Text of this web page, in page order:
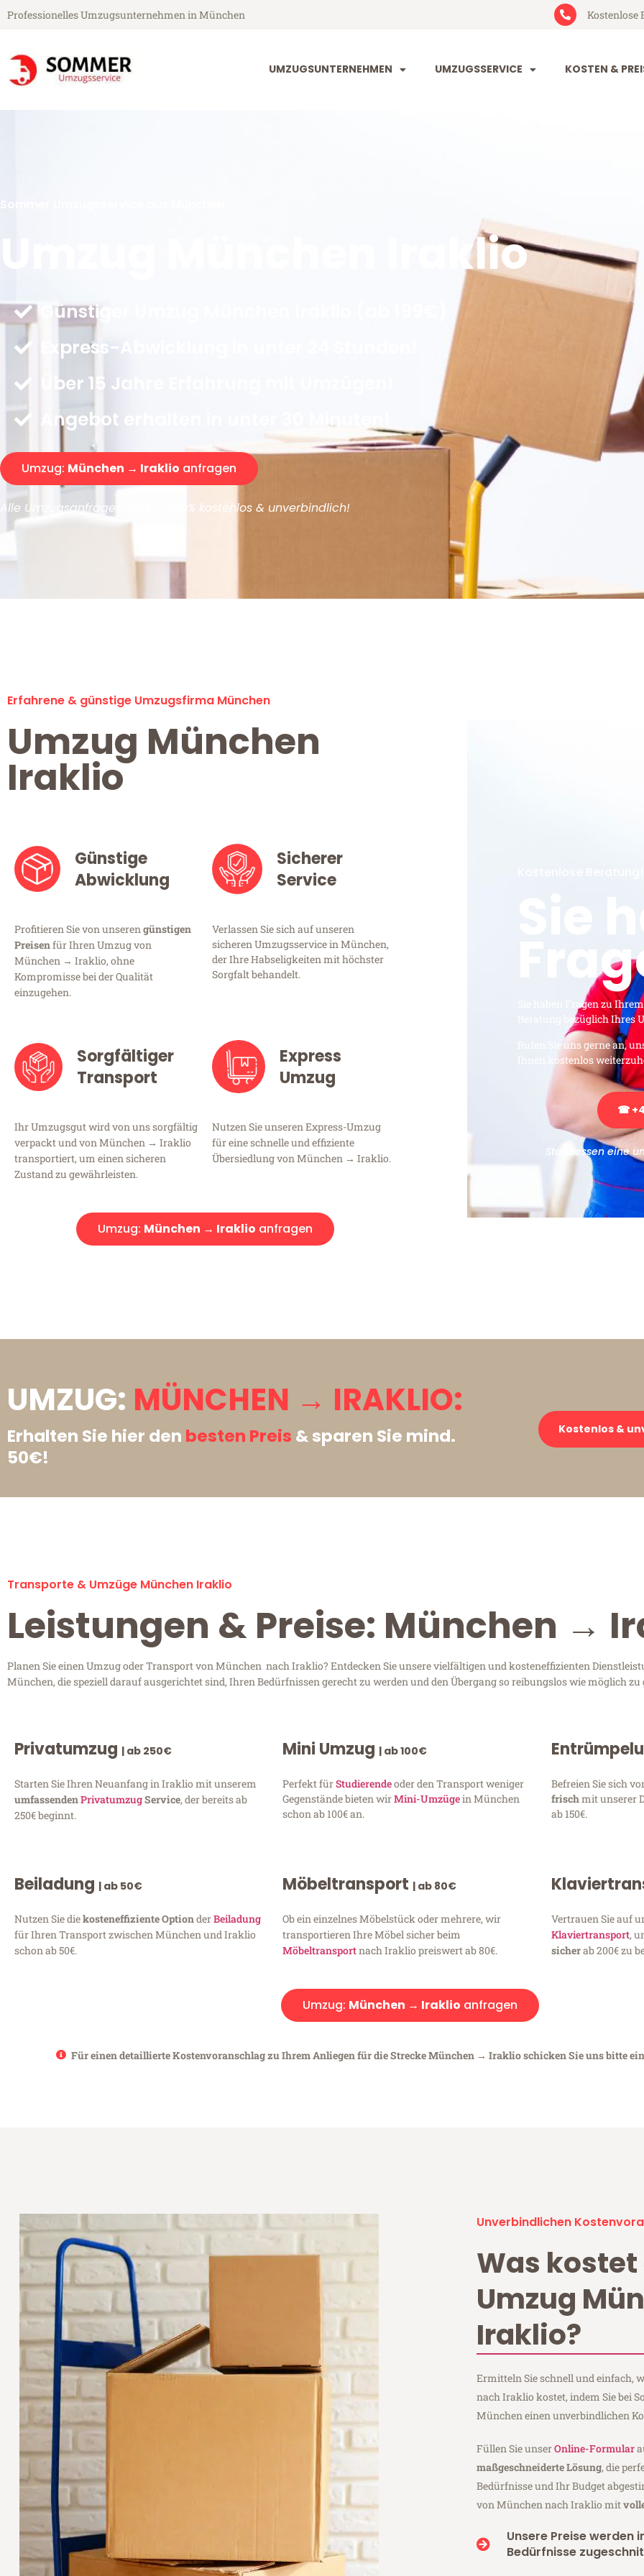
Professionelles Umzugsunternehmen in München Kostenlose
UMZUGSUNTERNEHMEN UMZUGSSERVICE KOSTEN &
Umzug München Iraklio
Günstiger Umzug München Iraklio (ab 199€)
Express-Abwicklung in unter 24 Stunden!
Über 15 Jahre Erfahrung mit Umzügen!
Angebot erhalten in unter 30 Minuten!
Umzug: München → Iraklio anfragen
Alle Umzugsanfragen sind zu 100% kostenlos & unverbindlich!
Erfahrene & günstige Umzugsfirma München
Umzug München
Iraklio
Günstige
Abwicklung
Profitieren Sie von unserengünstigen
Preisenfür Ihren Umzug von
München → Iraklio, ohne
Kompromisse bei der Qualität
einzugehen.
Sicherer
Service
Verlassen Sie sich auf unseren
sicheren Umzugsservice in München,
der Ihre Habseligkeiten mit höchster
Sorgfalt behandelt.
Sorgfältiger
Transport
Ihr Umzugsgut wird von uns sorgfältig
verpackt und von München → Iraklio
transportiert, um einen sicheren
Zustand zu gewährleisten.
Express
Umzug
Nutzen Sie unseren Express-Umzug
für eine schnelle und effiziente
Übersiedlung von München → Iraklio.
Umzug: München → Iraklio anfragen
Sie
Sie haben Fragen zu
Beratung bezüglich Ihres
Rufen Sie uns gerne an,
Ihnen kostenlos
☎
Stattdessen eine
UMZUG: MÜNCHEN → IRAKLIO:
Erhalten Sie hier den besten Preis & sparen Sie mind.
50€!
Kostenlos &
Transporte & Umzüge München Iraklio
Leistungen & Preise: München →
Planen Sie einen Umzug oder Transport von München nach Iraklio? Entdecken Sie unsere vielfältigen und kosteneffizienten
München, die speziell darauf ausgerichtet sind, Ihren Bedürfnissen gerecht zu werden und den Übergang so reibungslos wie möglich zu
Privatumzug | ab 250€
Starten Sie Ihren Neuanfang in Iraklio mit unserem
umfassendenPrivatumzugService, der bereits ab
250€ beginnt.
Mini Umzug | ab 100€
Perfekt fürStudierendeoder den Transport weniger
Gegenstände bieten wirMini-Umzügein München
schon ab 100€ an.
Befreien Sie sich
frischmit unserer
ab 150€.
Beiladung | ab 50€
Nutzen Sie diekosteneffiziente OptionderBeiladung
für Ihren Transport zwischen München und Iraklio
schon ab 50€.
Möbeltransport | ab 80€
Ob ein einzelnes Möbelstück oder mehrere, wir
transportieren Ihre Möbel sicher beim
Möbeltransportnach Iraklio preiswert ab 80€.
Vertrauen Sie auf
Klaviertransport,
sicherab 200€ zu
Umzug: München → Iraklio anfragen
Für einen detaillierte Kostenvoranschlag zu Ihrem Anliegen für die Strecke München → Iraklio schicken Sie uns bitte
Unverbindlichen
Was kostet
Umzug
Iraklio?
Ermitteln Sie schnell und einfach,
nach Iraklio kostet, indem Sie bei
München einen unverbindlichen
Füllen Sie unserOnline-Formular
maßgeschneiderte Lösung, die
Bedürfnisse und Ihr Budget
von München nach Iraklio mit
Unsere Preise werden
Bedürfnisse